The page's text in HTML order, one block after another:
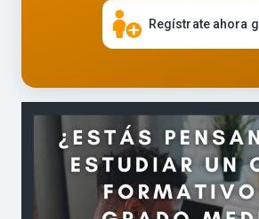
Regístrate ahora